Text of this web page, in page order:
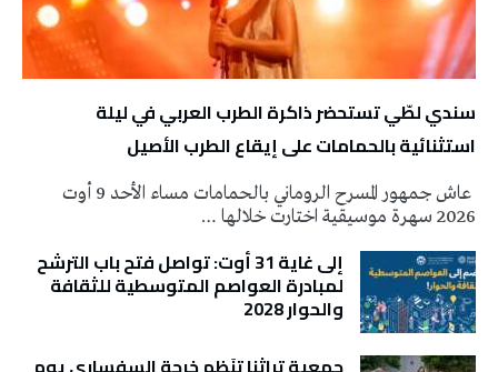
سندي لطّي تستحضر ذاكرة الطرب العربي في ليلة
استثنائية بالحمامات على إيقاع الطرب الأصيل
عاش جمهور المسرح الروماني بالحمامات مساء الأحد 9 أوت
2026 سهرة موسيقية اختارت خلالها …
إلى غاية 31 أوت: تواصل فتح باب الترشح
لمبادرة العواصم المتوسطية للثقافة
والحوار 2028